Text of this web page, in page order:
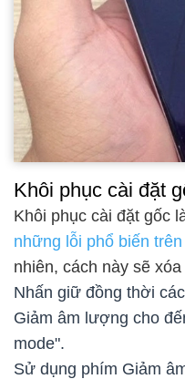
Khôi phục cài đặt
Khôi phục cài đặt gốc
những lỗi phổ biến
nhiên, cách này sẽ
Nhấn giữ đồng thời
Giảm âm lượng cho
mode".
Sử dụng phím Giảm